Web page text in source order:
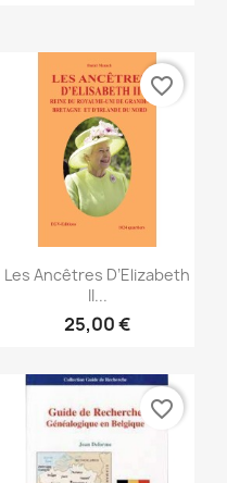
Aperçu rapide
Les Ancêtres D’Elizabeth
II...
25,00 €
favorite_border
favorite_border